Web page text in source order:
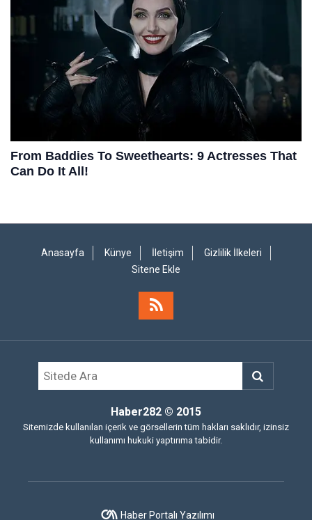
Anasayfa Künye İletişim
Gizlilik İlkeleri
Sitene Ekle
Haber282 © 2015
Sitemizde kullanılan içerik ve görsellerin tüm hakları saklıdır, izinsiz
kullanımı hukuki yaptırıma tabidir.
Haber Portalı Yazılımı